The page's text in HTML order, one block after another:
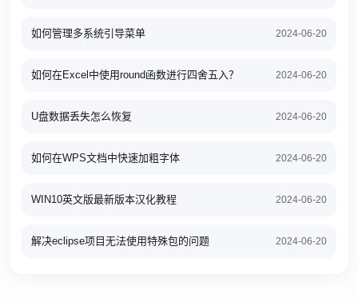
如何管理多系统引导菜单 2024-06-20
如何在Excel中使用round函数进行四舍五入？ 2024-06-20
U盘数据丢失怎么恢复 2024-06-20
如何在WPS文档中快速加粗字体 2024-06-20
WIN10英文版最新版本汉化教程 2024-06-20
解决eclipse项目无法使用特殊包的问题 2024-06-20